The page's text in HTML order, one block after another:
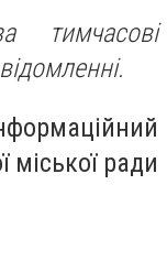
тимчасові
міської ради